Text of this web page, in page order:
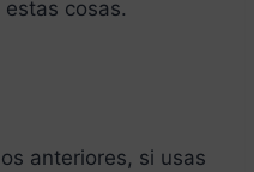
cosas.
anteriores, si usas